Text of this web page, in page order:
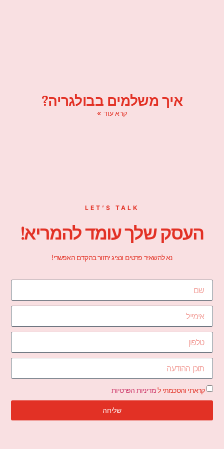
איך משלמים בבולגריה?
קרא עוד »
LET’S TALK
העסק שלך עומד להמריא!
נא להשאיר פרטים ונציג יחזור בהקדם האפשרי!
קראתי והסכמתי למדיניות הפרטיות
שליחה